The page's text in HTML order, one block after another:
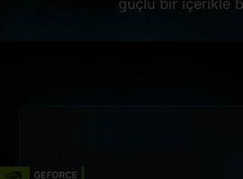
güçlü bir içerikle